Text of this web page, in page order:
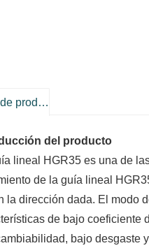
Detalles de producto
del producto
lineal HGR35 es una de
de la guía lineal
la dirección dada. El modo
de bajo coeficiente
bajo desgaste